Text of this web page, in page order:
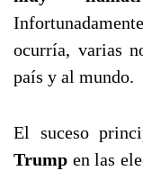
ocurría, varias
país y al mundo.
El suceso
Trump en las